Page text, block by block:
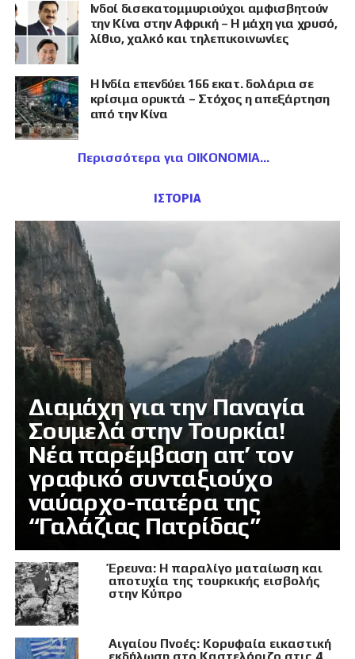
Ινδοί δισεκατομμυριούχοι αμφισβητούν
την Κίνα στην Αφρική – Η μάχη για χρυσό,
λίθιο, χαλκό και τηλεπικοινωνίες
Η Ινδία επενδύει 166 εκατ. δολάρια σε
κρίσιμα ορυκτά – Στόχος η απεξάρτηση
από την Κίνα
Περισσότερα για ΟΙΚΟΝΟΜΙΑ
ΙΣΤΟΡΙΑ
Διαμάχη για την Παναγία
Σουμελά στην Τουρκία!
Νέα παρέμβαση απ’ τον
γραφικό συνταξιούχο
ναύαρχο-πατέρα της
“Γαλάζιας Πατρίδας”
Έρευνα: Η παραλίγο ματαίωση και
αποτυχία της τουρκικής εισβολής
στην Κύπρο
Αιγαίου Πνοές: Κορυφαία εικαστική